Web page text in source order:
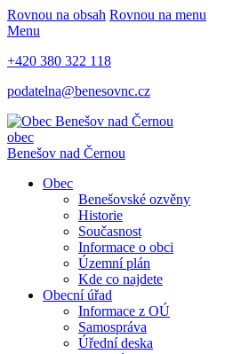
Rovnou na obsah Rovnou na menu
Menu
+420 380 322 118
podatelna@benesovnc.cz
obec
Benešov nad Černou
Obec
Benešovské ozvěny
Historie
Současnost
Informace o obci
Územní plán
Kde co najdete
Obecní úřad
Informace z OÚ
Samospráva
Úřední deska